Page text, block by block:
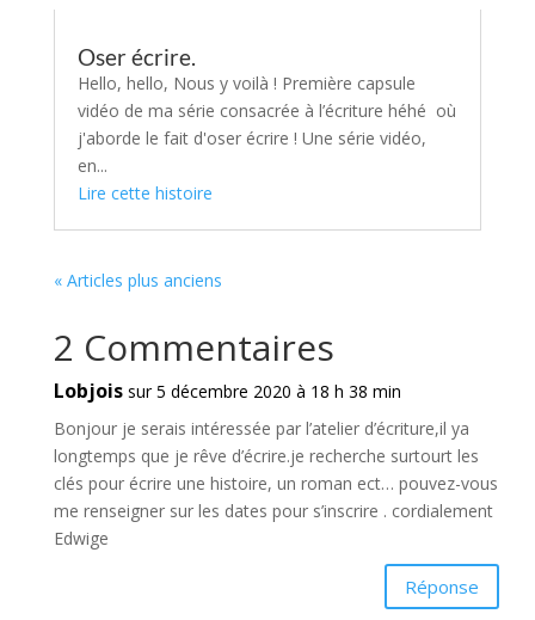
Oser écrire.
Hello, hello, Nous y voilà ! Première capsule
vidéo de ma série consacrée à l’écriture héhé où
j'aborde le fait d'oser écrire ! Une série vidéo,
en...
Lire cette histoire
« Articles plus anciens
2 Commentaires
Lobjois sur 5 décembre 2020 à 18 h 38 min
Bonjour je serais intéressée par l’atelier d’écriture,il ya
longtemps que je rêve d’écrire.je recherche surtourt les
clés pour écrire une histoire, un roman ect… pouvez-vous
me renseigner sur les dates pour s’inscrire . cordialement
Edwige
Réponse